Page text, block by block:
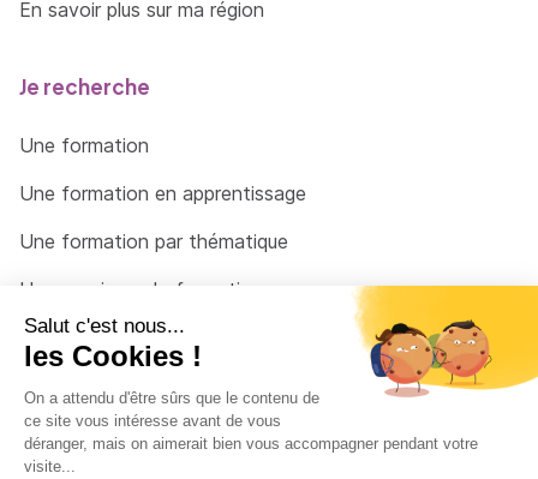
En savoir plus sur ma région
Je recherche
Une formation
Une formation en apprentissage
Une formation par thématique
Un organisme de formation
Un conseiller
Une solution pour raccrocher